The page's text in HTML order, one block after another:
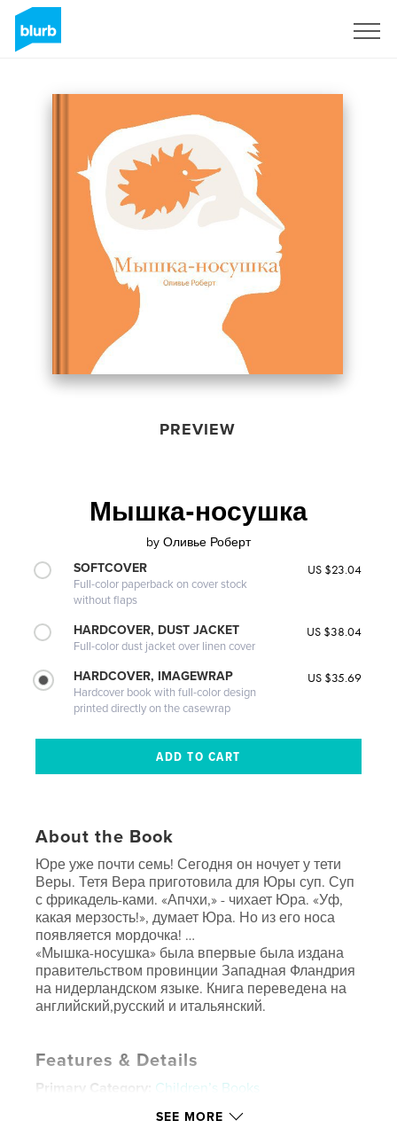
PREVIEW
Мышка-носушка
by Оливье Роберт
SOFTCOVER
Full-color paperback on cover stock
without flaps
US $23.04
HARDCOVER, DUST JACKET
Full-color dust jacket over linen cover
US $38.04
HARDCOVER, IMAGEWRAP
Hardcover book with full-color design
printed directly on the casewrap
US $35.69
About the Book
Юре уже почти семь! Сегодня он ночует у тети
Веры. Тетя Вера приготовила для Юры суп. Суп
с фрикадель-ками. «Апчхи,» - чихает Юра. «Уф,
какая мерзость!», думает Юра. Но из его носа
появляется мордочка! …
«Мышка-носушка» была впервые была издана
правительством провинции Западная Фландрия
на нидерландском языке. Книга переведена на
английский,русский и итальянский.
Features & Details
Primary Category:
Children’s Books
Small Square, 7×7 in, 18×18 cm
SEE MORE